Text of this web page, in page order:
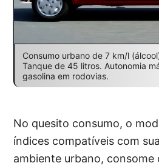
Consumo urbano de 7 km/l
Tanque de 45 litros. Autonomia
gasolina em rodovias.
No quesito consumo, o
índices compatíveis com
ambiente urbano, consome